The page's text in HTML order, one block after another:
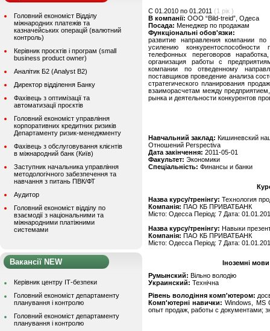
Головний економіст Відділу
міжнародних платежів та
казначейських операцій (валютний
контроль)
Керівник проєктів і програм (small
business product owner)
Аналітик Б2 (Analyst B2)
Директор відділення Банку
Фахівець з оптимізації та
автоматизації проєктів
Головний економіст управління
корпоративних кредитних ризиків
Департаменту ризик-менеджменту
Фахівець з обслуговування клієнтів
в міжнародний банк (Київ)
Заступник начальника управління
методологічного забезпечення та
навчання з питань ПВК/ФТ
Аудитор
Головний економіст відділу по
взаємодії з національними та
міжнародними платіжними
системами
Вакансії NEW
Керівник центру ІТ-безпеки
Головний економіст департаменту
планування і контролю
Головний економіст департаменту
планування і контролю
C 01.2010 по 01.2011 (1 рік )
В компанії: ООО “Bild-treid”, Одеса
Посада: Менеджер по продажам
Функціональні обов'язки:
развитие направления компании
усилению
телефонных переговоров
организация работы с
компании по отведенному
поставщиков проведение анализа
стратегического планирования
взаиморасчетам между
рынка и деятельности конкурентов
Навчальний заклад: Кишиневский
Отношений Perspectiva
Дата закінчення: 2011-05-01
Факультет: Экономики
Спеціальність: Финансы и банки
Назва курсу/тренінгу: Технология
Компанія: ПАО КБ ПРИВАТБАНК
Місто: Одесса Період: 7 Дата:
Назва курсу/тренінгу: Навыки
Компанія: ПАО КБ ПРИВАТБАНК
Місто: Одесса Період: 7 Дата:
Іноземні
Румынский: Вільно володію
Украинский: Технічна
Рівень володіння комп'ютером:
Комп'ютерні навички: Windows, MS
опыт продаж, работы с документами;